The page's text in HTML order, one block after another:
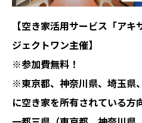
【空き家活用サービス「ア
ジェクトワン主催】
※参加費無料！
※東京都、神奈川県、埼玉県
に空き家を所有されている方